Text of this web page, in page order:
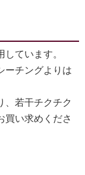
ています。
ーチングよりは
、若干チクチク
買い求めくださ